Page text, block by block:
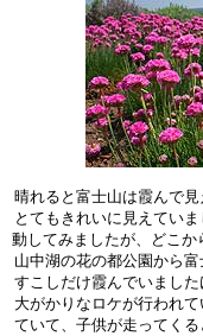
晴れると富士山は霞んで
とてもきれいに見えてい
動してみましたが、どこ
山中湖の花の都公園から
すこしだけ霞んでいまし
大がかりなロケが行われ
ていて、子供が走ってく